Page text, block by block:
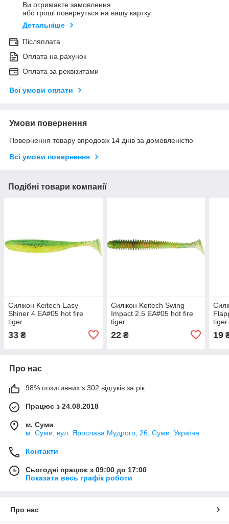
Ви отримаєте замовлення
або гроші повернуться на вашу картку
Детальніше
Післяплата
Оплата на рахунок
Оплата за реквізитами
Всі умови оплати
Умови повернення
Повернення товару впродовж 14 днів за домовленістю
Всі умови повернення
Подібні товари компанії
Силікон Keitech Easy
Shiner 4 EA#05 hot fire
tiger
33 ₴
Силікон Keitech Swing
Impact 2.5 EA#05 hot fire
tiger
22₴
tiger
19
Про нас
98% позитивних з 302 відгуків за рік
Працює з 24.08.2018
м. Суми
м. Суми, вул. Ярослава Мудрого, 26, Суми, Україна
Контакти
Сьогодні працює з 09:00 до 17:00
Показати весь графік роботи
Про нас